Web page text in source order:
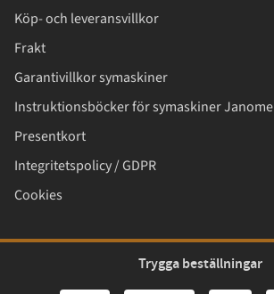
Köp- och leveransvillkor
Frakt
Garantivillkor symaskiner
Instruktionsböcker för symaskiner Janome
Presentkort
Integritetspolicy / GDPR
Cookies
Trygga beställningar